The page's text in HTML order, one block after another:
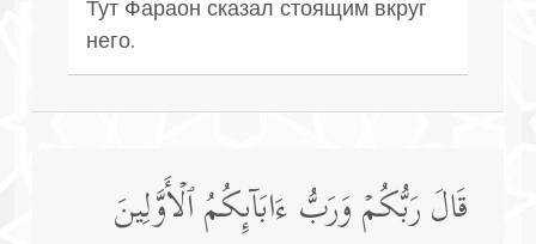
Тут Фараон сказал стоящим вкруг
него.
قَالَ رَبُّكُمۡ وَرَبُّ ءَابَاۤىِٕكُمُ ٱلۡأَوَّلِینَ